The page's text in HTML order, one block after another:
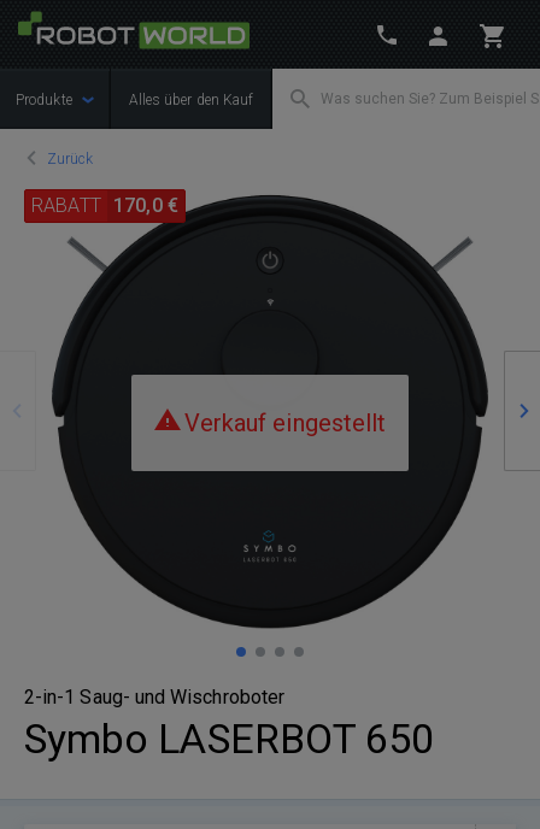
Produkte Alles über den Kauf
Zurück
Zurück
Verkauf eingestellt
RABATT 170,0 €
2-in-1 Saug- und Wischroboter
Symbo LASERBOT 650